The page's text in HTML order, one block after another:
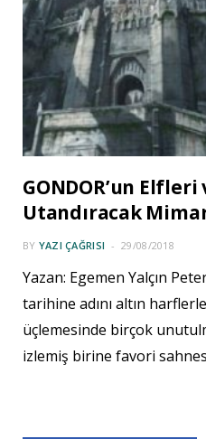
GONDOR’un
Utandıracak
BY YAZI ÇAĞRISI 29/08/2018
Yazan: Egemen Yalçın
tarihine adını altın
üçlemesinde birçok
izlemiş birine favori